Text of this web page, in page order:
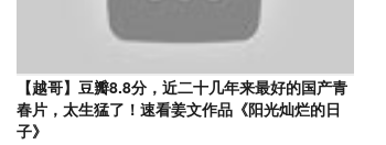
【越哥】豆瓣8.8分，近二十几年来最好的国产青
春片，太生猛了！速看姜文作品《阳光灿烂的日
子》